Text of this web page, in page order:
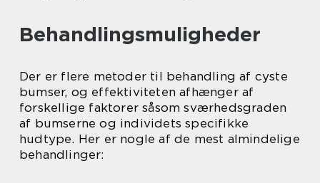
Behandlingsmuligheder
Der er flere metoder til behandling af cyste
bumser, og effektiviteten afhænger af
forskellige faktorer såsom sværhedsgraden
af bumserne og individets specifikke
hudtype. Her er nogle af de mest almindelige
behandlinger: